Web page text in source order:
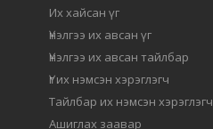
Их хайсан үг
Үнэлгээ их авсан үг
Үнэлгээ их авсан тайлбар
Үг их нэмсэн хэрэглэгч
Тайлбар их нэмсэн хэрэглэгч
Ашиглах заавар